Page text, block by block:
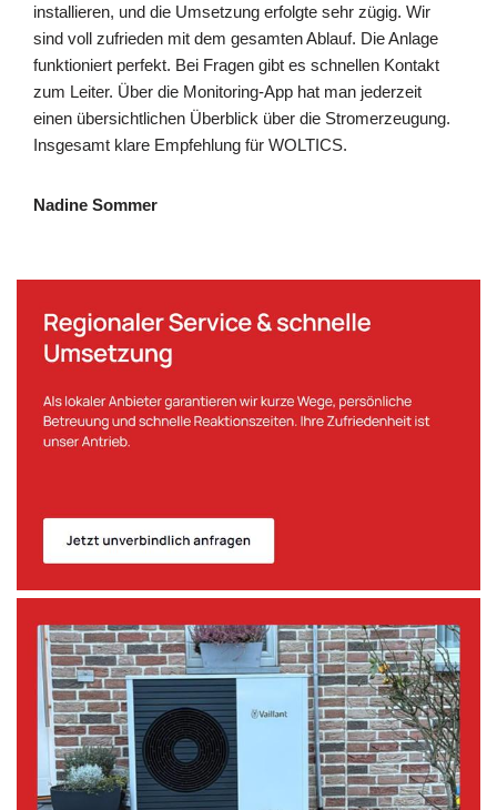
installieren, und die Umsetzung erfolgte sehr zügig. Wir
sind voll zufrieden mit dem gesamten Ablauf. Die Anlage
funktioniert perfekt. Bei Fragen gibt es schnellen Kontakt
zum Leiter. Über die Monitoring-App hat man jederzeit
einen übersichtlichen Überblick über die Stromerzeugung.
Insgesamt klare Empfehlung für WOLTICS.
Nadine Sommer